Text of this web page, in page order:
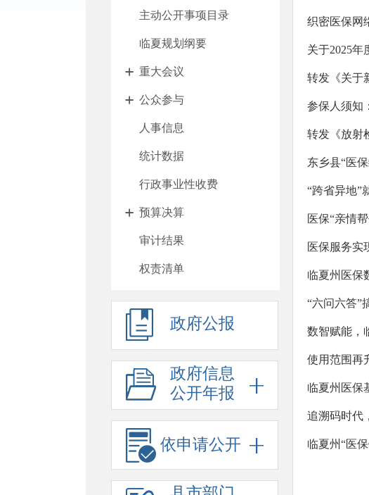
主动公开事项目录
临夏规划纲要
重大会议
公众参与
人事信息
统计数据
行政事业性收费
预算决算
审计结果
权责清单
处罚强制
重大项目
政府采购
重大民生信息
招考录用
应急预案
政府公报
政府信息
公开年报
依申请公开
织密医保网
关于2025
转发《关于
参保人须知
转发《放射
东乡县“医
“跨省异地”
医保“亲情
医保服务实
临夏州医保
“六问六答”
数智赋能，
使用范围再
临夏州医保
追溯码时代
临夏州“医